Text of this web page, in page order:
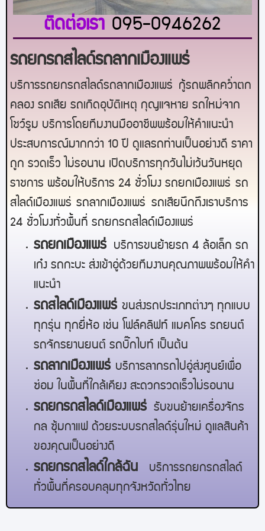
ติดต่อเรา 095-0946262
รถยกรถสไลด์รถลากเมืองแพร่
บริการรถยกรถสไลด์รถลากเมืองแพร่ กู้รถพลิกคว่ำตก
คลอง รถเสีย รถเกิดอุบัติเหตุ กุญแจหาย รถใหม่จาก
โชว์รูม บริการโดยทีมงานมืออาชีพพร้อมให้คำแนะนำ
ประสบการณ์มากกว่า 10 ปี ดูแลรถท่านเป็นอย่างดี ราคา
ถูก รวดเร็ว ไม่รอนาน เปิดบริการทุกวันไม่เว้นวันหยุด
ราชการ พร้อมให้บริการ 24 ชั่วโมง รถยกเมืองแพร่ รถ
สไลด์เมืองแพร่ รถลากเมืองแพร่
รถเสียนึกถึงเราบริการ
24 ชั่วโมงทั่วพื้นที่ รถยกรถสไลด์เมืองแพร่
รถยกเมืองแพร่
บริการขนย้ายรถ 4 ล้อเล็ก รถ
เก๋ง รถกะบะ ส่งเข้าอู่ด้วยทีมงานคุณภาพพร้อมให้คำ
แนะนำ
รถสไลด์เมือง แพร่ ขนส่งรถประเภทต่างๆ ทุกแบบ
ทุกรุ่น ทุกยี่ห้อ เช่น โฟล์คลิฟท์ แมคโคร รถยนต์
รถจักรยานยนต์ รถบิ๊กไบท์ เป็นต้น
รถลากเมือง แพร่ บริการลากรถไปอู่ส่งศูนย์เพื่อ
ซ่อม ในพื้นที่ใกล้เคียง สะดวกรวดเร็วไม่รอนาน
รถยกรถสไลด์เมือง แพร่ รับขนย้ายเครื่องจักร
กล ซุ้มกาแฟ ด้วยระบบรถสไลด์รุ่นใหม่ ดูแลสินค้า
ของคุณเป็นอย่างดี
รถยกรถสไลด์ใกล้ฉัน
บริการรถยกรถสไลด์
ทั่วพื้นที่ครอบคลุมทุกจังหวัดทั่วไทย